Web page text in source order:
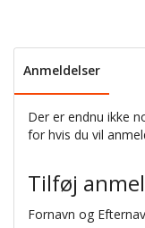
Anmeldelser
Der er endnu ikke
for hvis du vil
Tilføj
Fornavn og